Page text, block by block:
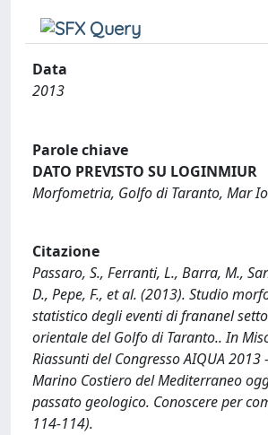
Data
2013
Parole chiave
DATO PREVISTO SU LOGINMIUR
Morfometria, Golfo di Taranto, Mar
Citazione
Passaro, S., Ferranti, L., Barra, M.,
D., Pepe, F., et al. (2013). Studio
statistico degli eventi di frananel
orientale del Golfo di Taranto.. In
Riassunti del Congresso AIQUA 2013
Marino Costiero del Mediterraneo
passato geologico. Conoscere per
114-114).